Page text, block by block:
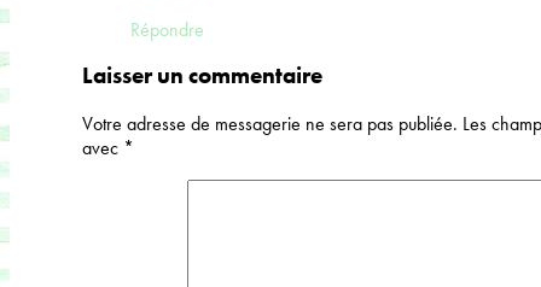
Répondre
Laisser un commentaire
Votre adresse de messagerie ne sera pas publiée. Les
avec *